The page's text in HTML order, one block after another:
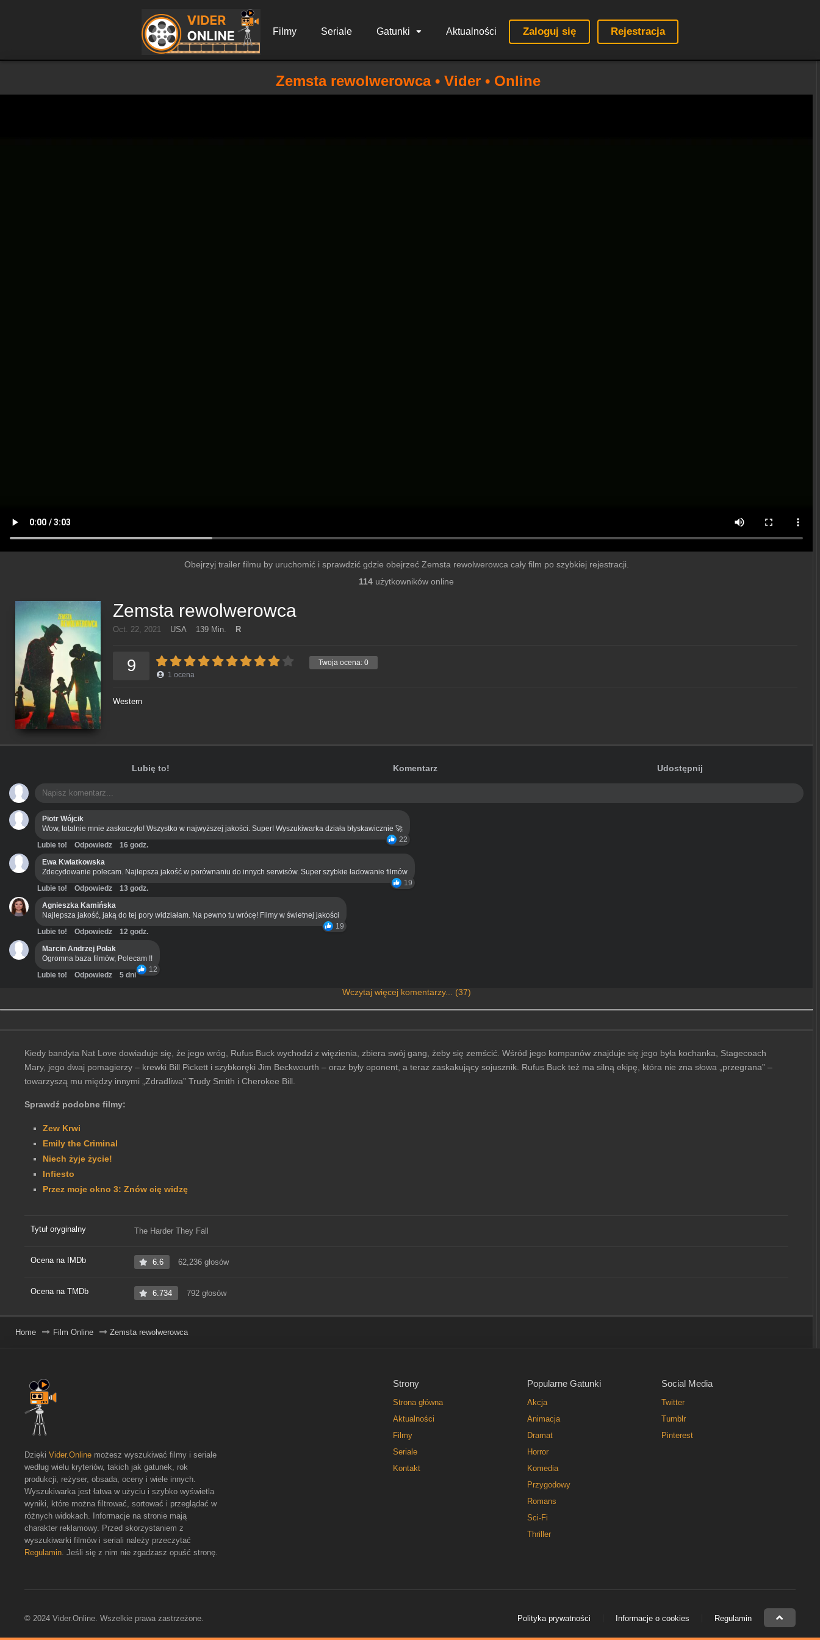
Filmy Seriale Gatunki Aktualności Zaloguj się Rejestracja
Zemsta rewolwerowca • Vider • Online
Obejrzyj trailer filmu by uruchomić i sprawdzić gdzie obejrzeć Zemsta rewolwerowca cały film po szybkiej rejestracji.
114 użytkowników online
Zemsta rewolwerowca
Oct. 22, 2021 USA 139 Min. R
Twoja ocena: 0
9 1 ocena
Western
Lubię to! Komentarz Udostępnij
Piotr Wójcik
Wow, totalnie mnie zaskoczyło! Wszystko w najwyższej jakości. Super! Wyszukiwarka działa błyskawicznie 🚀
22
Lubie to! Odpowiedz
16 godz.
Ewa Kwiatkowska
Zdecydowanie polecam. Najlepsza jakość w porównaniu do innych serwisów. Super szybkie ładowanie filmów
19
Lubie to! Odpowiedz
13 godz.
Agnieszka Kamińska
Najlepsza jakość, jaką do tej pory widziałam. Na pewno tu wrócę! Filmy w świetnej jakości
19
Lubie to! Odpowiedz
12 godz.
Marcin Andrzej Polak
Ogromna baza filmów, Polecam !!
12
Lubie to! Odpowiedz 5 dni
Wczytaj więcej komentarzy... (37)
Kiedy bandyta Nat Love dowiaduje się, że jego wróg, Rufus Buck wychodzi z więzienia, zbiera swój gang, żeby się zemścić. Wśród jego kompanów znajduje się jego była kochanka, Stagecoach
Mary, jego dwaj pomagierzy – krewki Bill Pickett i szybkoręki Jim Beckwourth – oraz były oponent, a teraz zaskakujący sojusznik. Rufus Buck też ma silną ekipę, która nie zna słowa „przegrana” –
towarzyszą mu między innymi „Zdradliwa” Trudy Smith i Cherokee Bill.
Sprawdź podobne filmy:
Zew Krwi
Emily the Criminal
Niech żyje życie!
Infiesto
Przez moje okno 3: Znów cię widzę
Tytuł oryginalny The Harder They Fall
Ocena na IMDb 6.6 62,236 głosów
Ocena na TMDb 6.734 792 głosów
Home Film Online Zemsta rewolwerowca
Strony
Strona główna
Aktualności
Filmy
Seriale
Kontakt
Popularne Gatunki
Akcja
Animacja
Dramat
Horror
Komedia
Przygodowy
Romans
Sci-Fi
Thriller
Social Media
Twitter
Tumblr
Pinterest
Dzięki Vider.Online możesz wyszukiwać filmy i seriale
według wielu kryteriów, takich jak gatunek, rok
produkcji, reżyser, obsada, oceny i wiele innych.
Wyszukiwarka jest łatwa w użyciu i szybko wyświetla
wyniki, które można filtrować, sortować i przeglądać w
różnych widokach. Informacje na stronie mają
charakter reklamowy. Przed skorzystaniem z
wyszukiwarki filmów i seriali należy przeczytać
Regulamin. Jeśli się z nim nie zgadzasz opuść stronę.
© 2024 Vider.Online. Wszelkie prawa zastrzeżone. Polityka prywatności Informacje o cookies Regulamin